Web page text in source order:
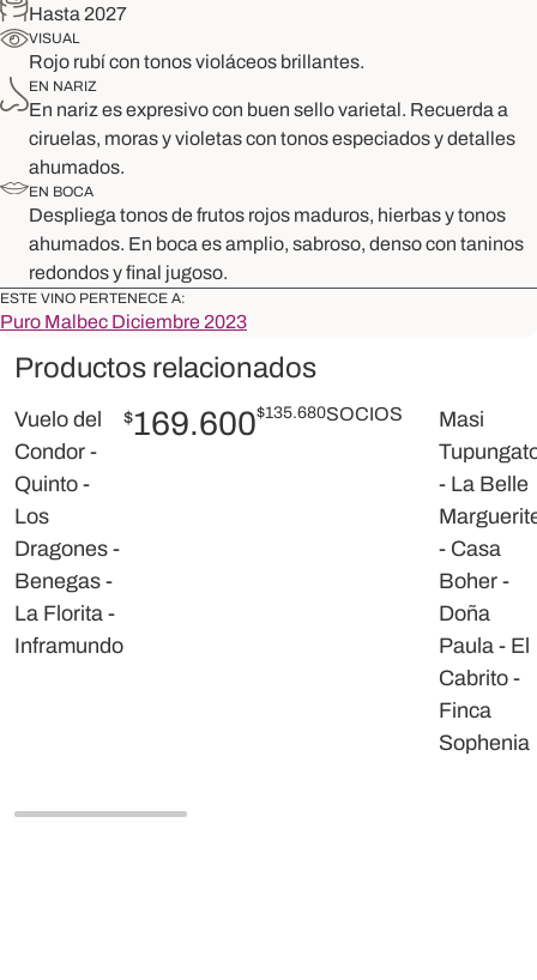
Hasta 2027
VISUAL
Rojo rubí con tonos violáceos brillantes.
EN NARIZ
En nariz es expresivo con buen sello varietal. Recuerda a
ciruelas, moras y violetas con tonos especiados y detalles
ahumados.
EN BOCA
Despliega tonos de frutos rojos maduros, hierbas y tonos
ahumados. En boca es amplio, sabroso, denso con taninos
redondos y final jugoso.
ESTE VINO PERTENECE A:
Puro Malbec Diciembre 2023
Productos relacionados
Vuelo del
Condor -
Quinto -
Los
Dragones -
Benegas -
La Florita -
Inframundo
$169.600$135.680SOCIOS
Masi
- La Belle
- Casa
Boher -
Doña
Paula - El
Cabrito -
Finca
Sophenia